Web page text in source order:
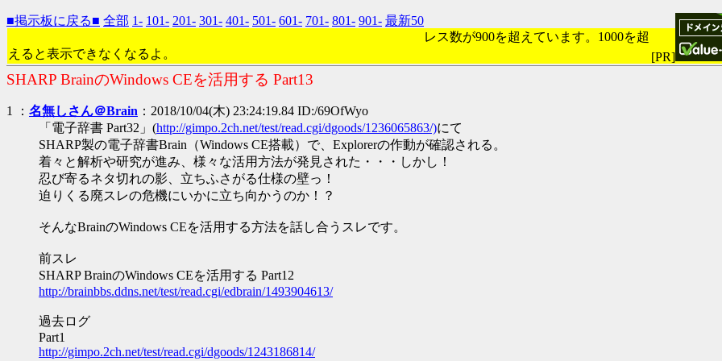
■掲示板に戻る■ 全部 1- 101- 201- 301- 401- 501- 601- 701- 801- 901- 最新50
[PR]
レス数が900を超えています。1000を超
えると表示できなくなるよ。
SHARP BrainのWindows CEを活用する Part13
1 ： 名無しさん＠Brain ：2018/10/04(木) 23:24:19.84 ID:/69OfWyo
「電子辞書 Part32」(http://gimpo.2ch.net/test/read.cgi/dgoods/1236065863/)にて
SHARP製の電子辞書Brain（Windows CE搭載）で、Explorerの作動が確認される。
着々と解析や研究が進み、様々な活用方法が発見された・・・しかし！
忍び寄るネタ切れの影、立ちふさがる仕様の壁っ！
迫りくる廃スレの危機にいかに立ち向かうのか！？
そんなBrainのWindows CEを活用する方法を話し合うスレです。
前スレ
SHARP BrainのWindows CEを活用する Part12
http://brainbbs.ddns.net/test/read.cgi/edbrain/1493904613/
過去ログ
Part1
http://gimpo.2ch.net/test/read.cgi/dgoods/1243186814/